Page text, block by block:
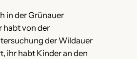
in der Grünauer
habt von der
der Wildauer
ihr habt Kinder an den